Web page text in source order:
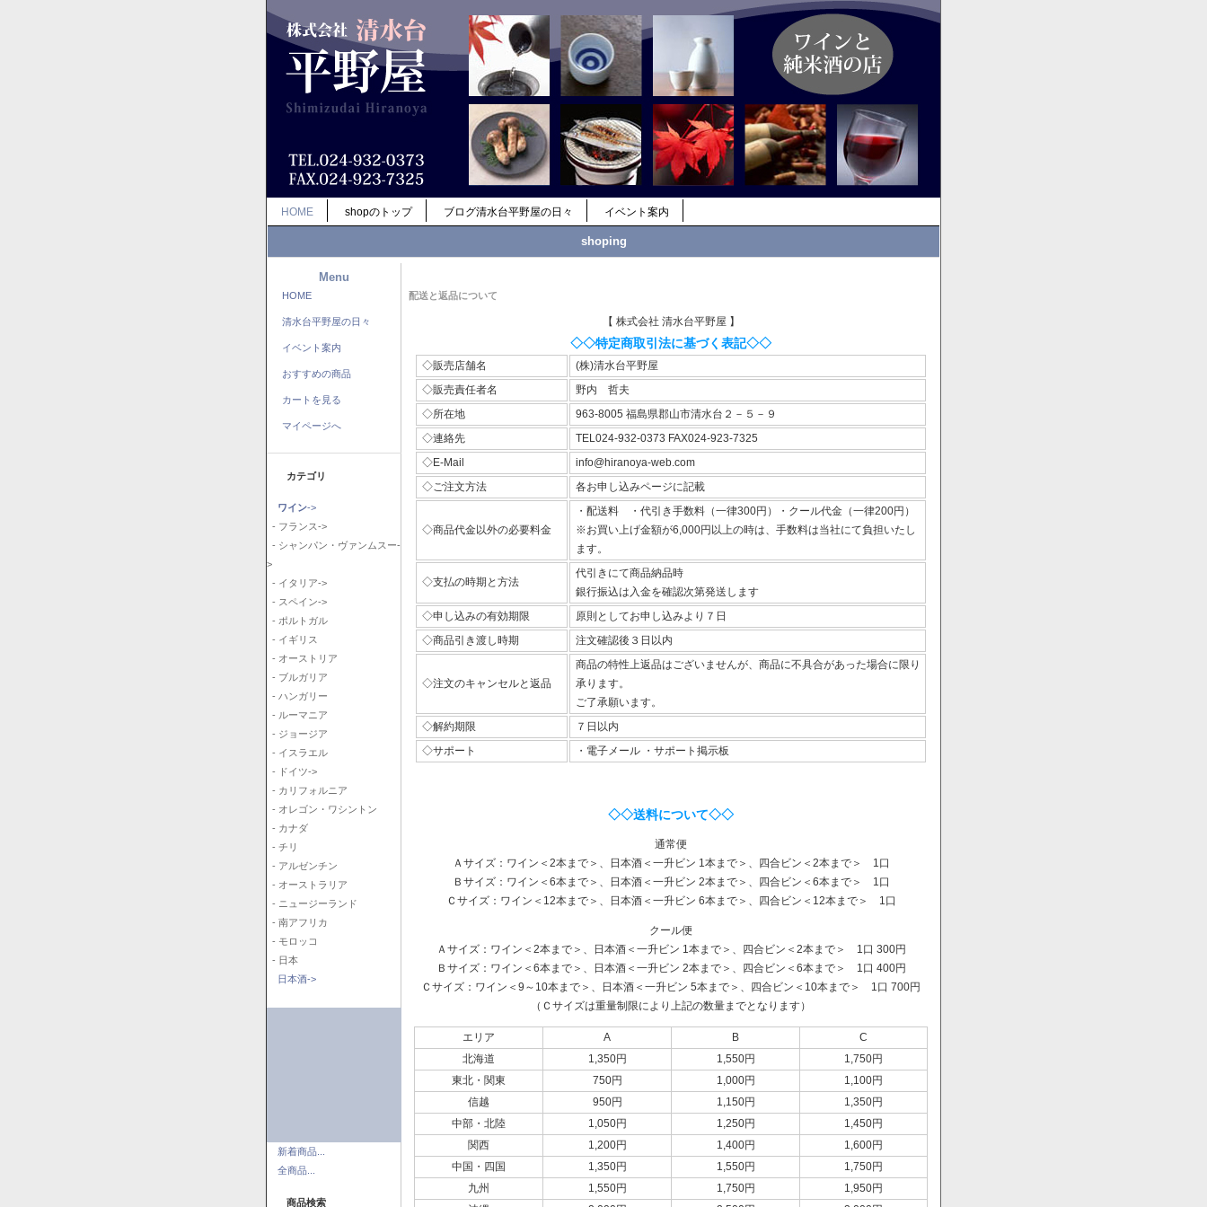
HOME shopのトップ ブログ清水台平野屋の日々 イベント案内
shoping
Menu
HOME
清水台平野屋の日々
イベント案内
おすすめの商品
カートを見る
マイページへ
カテゴリ
ワイン->
- フランス->
- シャンパン・ヴァンムスー-
>
- イタリア->
- スペイン->
- ポルトガル
- イギリス
- オーストリア
- ブルガリア
- ハンガリー
- ルーマニア
- ジョージア
- イスラエル
- ドイツ->
- カリフォルニア
- オレゴン・ワシントン
- カナダ
- チリ
- アルゼンチン
- オーストラリア
- ニュージーランド
- 南アフリカ
- モロッコ
- 日本
日本酒->
新着商品...
全商品...
商品検索
配送と返品について
【 株式会社 清水台平野屋 】
◇◇特定商取引法に基づく表記◇◇
◇販売店舗名
(株)清水台平野屋
◇販売責任者名
野内 哲夫
◇所在地
963-8005 福島県郡山市清水台２－５－９
◇連絡先
TEL024-932-0373 FAX024-923-7325
◇E-Mail
info@hiranoya-web.com
◇ご注文方法
各お申し込みページに記載
◇商品代金以外の必要料金
・配送料 ・代引き手数料（一律300円）・クール代金（一律200円）
※お買い上げ金額が6,000円以上の時は、手数料は当社にて負担いたし
ます。
◇支払の時期と方法
代引きにて商品納品時
銀行振込は入金を確認次第発送します
◇申し込みの有効期限
原則としてお申し込みより７日
◇商品引き渡し時期
注文確認後３日以内
◇注文のキャンセルと返品
商品の特性上返品はございませんが、商品に不具合があった場合に限り
承ります。
ご了承願います。
◇解約期限
７日以内
◇サポート
・電子メール ・サポート掲示板
◇◇送料について◇◇
通常便
Ａサイズ：ワイン＜2本まで＞、日本酒＜一升ビン 1本まで＞、四合ビン＜2本まで＞ 1口
Ｂサイズ：ワイン＜6本まで＞、日本酒＜一升ビン 2本まで＞、四合ビン＜6本まで＞ 1口
Ｃサイズ：ワイン＜12本まで＞、日本酒＜一升ビン 6本まで＞、四合ビン＜12本まで＞ 1口
クール便
Ａサイズ：ワイン＜2本まで＞、日本酒＜一升ビン 1本まで＞、四合ビン＜2本まで＞ 1口 300円
Ｂサイズ：ワイン＜6本まで＞、日本酒＜一升ビン 2本まで＞、四合ビン＜6本まで＞ 1口 400円
Ｃサイズ：ワイン＜9～10本まで＞、日本酒＜一升ビン 5本まで＞、四合ビン＜10本まで＞ 1口 700円
（Ｃサイズは重量制限により上記の数量までとなります）
エリア A B
C
北海道
1,350円 1,550円
1,750円
東北・関東
750円 1,000円
1,100円
信越
950円 1,150円
1,350円
中部・北陸
1,050円 1,250円
1,450円
関西
1,200円 1,400円
1,600円
中国・四国
1,350円 1,550円
1,750円
九州
1,550円 1,750円
1,950円